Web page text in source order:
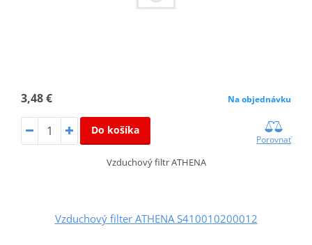
3,48 € Na objednávku
Do košíka
Porovnať
Vzduchový filtr ATHENA
Vzduchový filter ATHENA S410010200012